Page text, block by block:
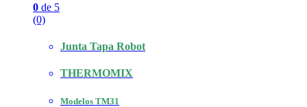
0 de 5
(0)
Junta Tapa Robot
THERMOMIX
Modelos TM31